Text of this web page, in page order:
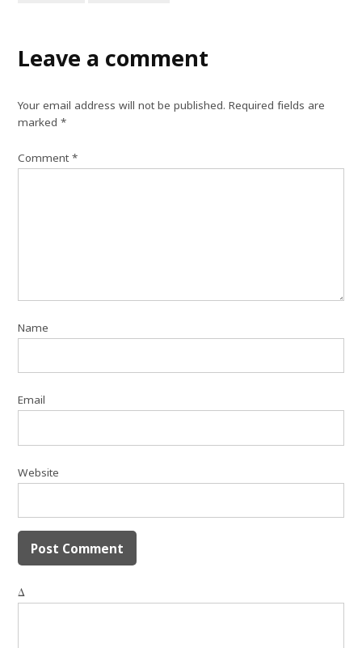
Leave a comment
Your email address will not be published. Required fields are
marked*
Comment*
Name
Email
Website
Δ